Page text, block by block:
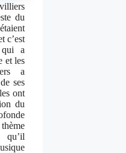
du
c’est
qui a
et les
a
ses
ont
du
qu’il